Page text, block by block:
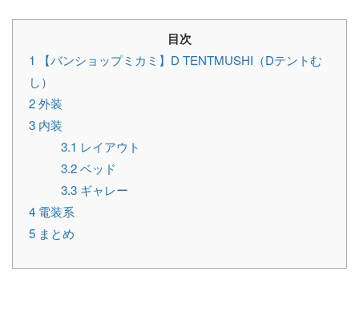
目次
1 【バンショップミカミ】D TENTMUSHI（Dテントむ
し）
2外装
3 内装
3.1 レイアウト
3.2ベッド
3.3 ギャレー
4 電装系
5 まとめ